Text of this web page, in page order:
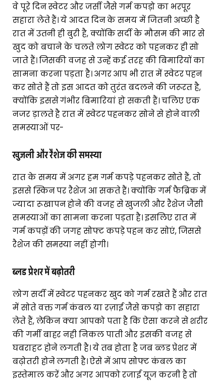
वे पूरे दिन स्वेटर और जर्सी जैसे गर्म कपड़ो का भरपूर
सहारा लेते हैं। ये आदत दिन के समय में जितनी अच्छी है
रात में उतनी ही बुरी है, क्योंकि सर्दी के मौसम की मार से
खुद को बचाने के चलते लोग स्वेटर को पहनकर ही सो
जाते हैं। जिसकी वजह से उन्हें कई तरह की बिमारियों का
सामना करना पड़ता है। अगर आप भी रात में स्वेटर पहन
कर सोते हैं तो इस आदत को तुरंत बदलने की जरूरत है,
क्योंकि इससे गंभीर बिमारियां हो सकती हैं। चलिए एक
नजर ड़ालते है रात में स्वेटर पहनकर सोने से होने वाली
समस्याओं पर-
खुजली और रैशेज की समस्या
रात के समय में अगर हम गर्म कपड़े पहनकर सोते हैं, तो
इससे स्किन पर रैशेज आ सकते हैं। क्योंकि गर्म फैब्रिक में
ज्यादा रूखापन होने की वजह से खुजली और रैशेज जैसी
समस्याओं का सामना करना पड़ता है। इसलिए रात में
गर्म कपड़ों की जगह सोफ्ट कपड़े पहन कर सोएं, जिससे
रैशेज की समस्या नहीं होगी।
ब्लड प्रेशर में बढ़ोतरी
लोग सर्दी में स्वेटर पहनकर खुद को गर्म रखते हैं और रात
में सोते वक्त गर्म कंबल या रज़ाई जैसे कपड़ो का सहारा
लेते हैं, लेकिन क्या आपको पता है कि ऐसा करने से शरीर
की गर्मी बाहर नही निकल पाती और इसकी वजह से
घबराहट होने लगती है। ये तब होता है जब ब्लड प्रेशर में
बढ़ोतरी होने लगती है। ऐसे में आप सोफ्ट कंबल का
इस्तेमाल करें और अगर आपको रजाई यूज करनी है तो